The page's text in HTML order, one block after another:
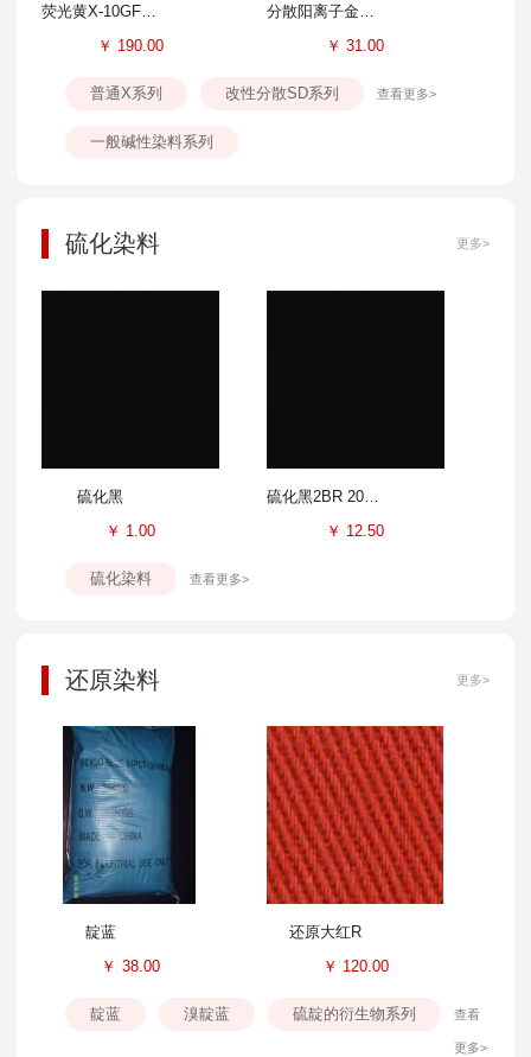
荧光黄X-10GFF 300%
￥ 190.00
分散阳离子金黄SD-GL 100%
￥ 31.00
普通X系列 改性分散SD系列
一般碱性染料系列
查看更多>
硫化染料 更多>
硫化黑
￥ 1.00
硫化黑2BR 200%
￥ 12.50
硫化染料 查看更多>
还原染料 更多>
靛蓝
￥ 38.00
还原大红R
￥ 120.00
靛蓝 溴靛蓝 硫靛的衍生物系列 查看
更多>